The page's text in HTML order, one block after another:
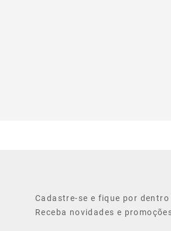
Cadastre-se e fique por
Receba novidades e